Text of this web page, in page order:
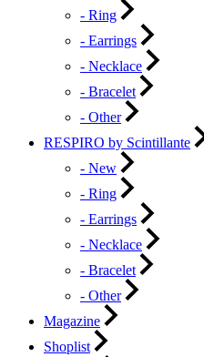
- Ring
- Earrings
- Necklace
- Bracelet
- Other
RESPIRO by Scintillante
- New
- Ring
- Earrings
- Necklace
- Bracelet
- Other
Magazine
Shoplist